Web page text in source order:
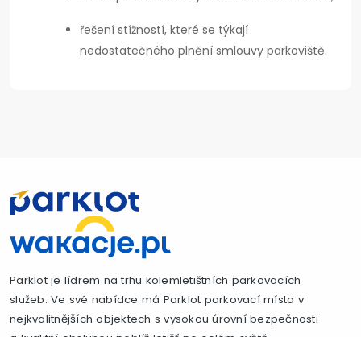
řešení stížností, které se týkají
nedostatečného plnění smlouvy parkoviště.
Parklot je lídrem na trhu kolemletištních parkovacích
služeb. Ve své nabídce má Parklot parkovací místa v
nejkvalitnějších objektech s vysokou úrovní bezpečnosti